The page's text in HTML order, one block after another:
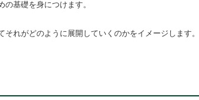
基礎を身につけます。
れがどのように展開していくのかをイメージします